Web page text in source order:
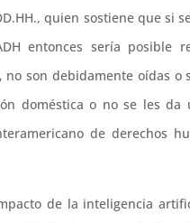
quien sostiene que si
entonces sería posible
no son debidamente oídas
doméstica o no se les da
de derechos
de la inteligencia